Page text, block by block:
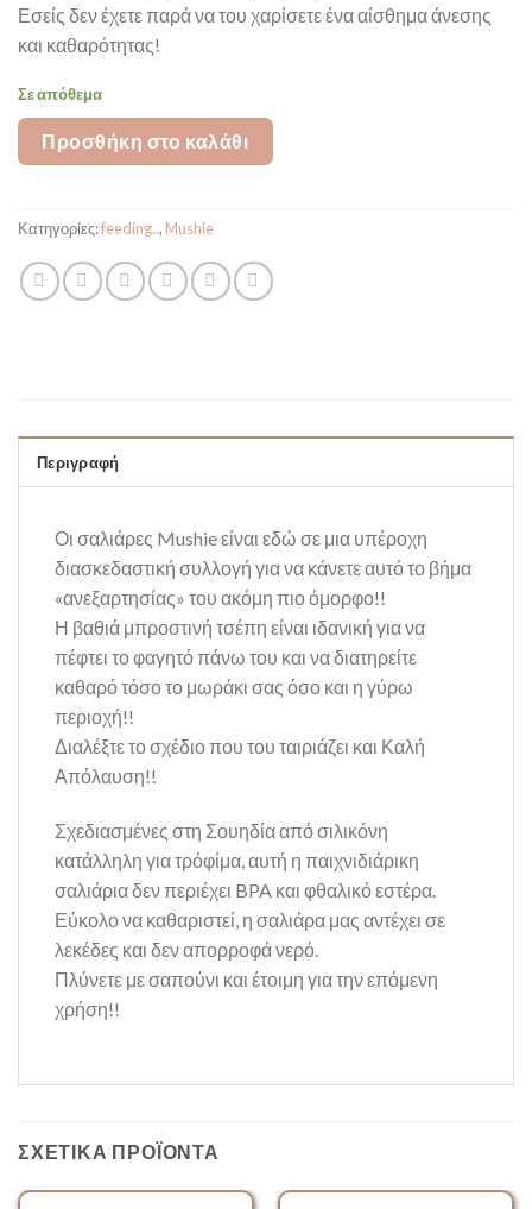
Εσείς δεν έχετε παρά να του χαρίσετε ένα αίσθημα άνεσης
και καθαρότητας!
Σε απόθεμα
Προσθήκη στο καλάθι
Κατηγορίες:feeding.., Mushie
Περιγραφή
Οι σαλιάρες Mushie είναι εδώ σε μια υπέροχη
διασκεδαστική συλλογή για να κάνετε αυτό το βήμα
«ανεξαρτησίας» του ακόμη πιο όμορφο!!
Η βαθιά μπροστινή τσέπη είναι ιδανική για να
πέφτει το φαγητό πάνω του και να διατηρείτε
καθαρό τόσο το μωράκι σας όσο και η γύρω
περιοχή!!
Διαλέξτε το σχέδιο που του ταιριάζει και Καλή
Απόλαυση!!
Σχεδιασμένες στη Σουηδίααπό σιλικόνη
κατάλληλη για τρόφίμα, αυτή η παιχνιδιάρικη
σαλιάρια δεν περιέχει BPA και φθαλικό εστέρα.
Εύκολο να καθαριστεί, η σαλιάρα μας αντέχει σε
λεκέδες και δεν απορροφά νερό.
Πλύνετε με σαπούνι και έτοιμη για την επόμενη
χρήση!!
ΣΧΕΤΙΚΆ ΠΡΟΪΌΝΤΑ